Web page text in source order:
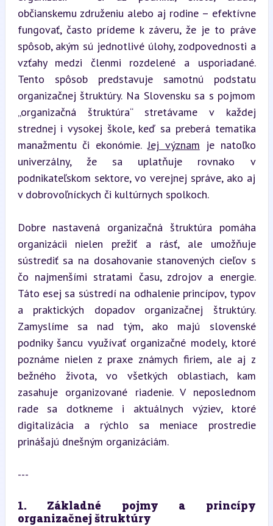
občianskemu združeniu alebo aj rodine – efektívne
fungovať, často prídeme k záveru, že je to práve
spôsob, akým sú jednotlivé úlohy, zodpovednosti a
vzťahy medzi členmi rozdelené a usporiadané.
Tento spôsob predstavuje samotnú podstatu
organizačnej štruktúry. Na Slovensku sa s pojmom
„organizačná štruktúra“ stretávame v každej
strednej i vysokej škole, keď sa preberá tematika
manažmentu či ekonómie. Jej význam je natoľko
univerzálny, že sa uplatňuje rovnako v
podnikateľskom sektore, vo verejnej správe, ako aj
v dobrovoľníckych či kultúrnych spolkoch.
Dobre nastavená organizačná štruktúra pomáha
organizácii nielen prežiť a rásť, ale umožňuje
sústrediť sa na dosahovanie stanovených cieľov s
čo najmenšími stratami času, zdrojov a energie.
Táto esej sa sústredí na odhalenie princípov, typov
a praktických dopadov organizačnej štruktúry.
Zamyslíme sa nad tým, ako majú slovenské
podniky šancu využívať organizačné modely, ktoré
poznáme nielen z praxe známych firiem, ale aj z
bežného života, vo všetkých oblastiach, kam
zasahuje organizované riadenie. V neposlednom
rade sa dotkneme i aktuálnych výziev, ktoré
digitalizácia a rýchlo sa meniace prostredie
prinášajú dnešným organizáciám.
---
1. Základné pojmy a princípy
organizačnej štruktúry